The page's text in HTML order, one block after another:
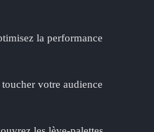
la performance
votre audience